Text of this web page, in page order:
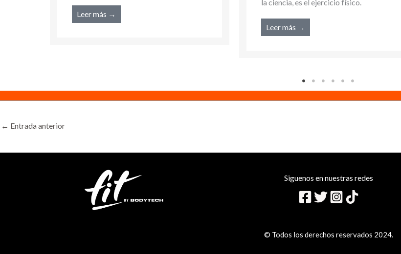
la ciencia, es el ejercicio físico.
Leer más →
← Entrada anterior
Siguenos en nuestras redes
© Todos los derechos reservados 2024.